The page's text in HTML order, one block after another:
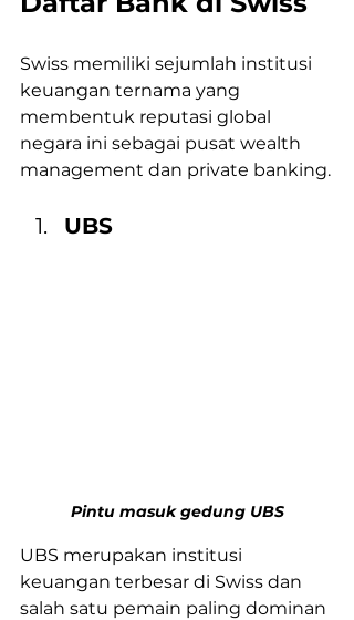
Swiss memiliki sejumlah institusi
keuangan ternama yang
membentuk reputasi global
negara ini sebagai pusat wealth
management dan private banking.
UBS
Pintu masuk gedung UBS
UBS merupakan institusi
keuangan terbesar di Swiss dan
salah satu pemain paling dominan